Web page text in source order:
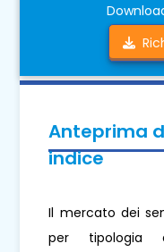
Anteprima
indice
Il mercato dei
per tipologia